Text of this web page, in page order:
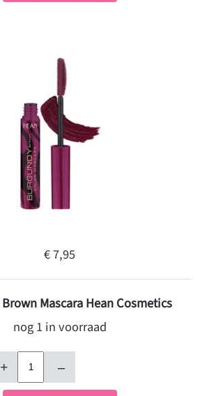
€ 7,95
Mascara Hean Cosmetics
nog 1 in voorraad
+ –